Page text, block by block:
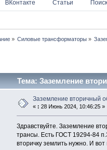
ВКонтакте Статьи Поиск
» Силовые трансформаторы»
Тема: Заземление
Заземление вторичный
« : 28 Июнь 2024, 10:46:25 »
Здравствуйте. Заземление
трансы. Есть ГОСТ 19294-84
вторичку землить нужно. И